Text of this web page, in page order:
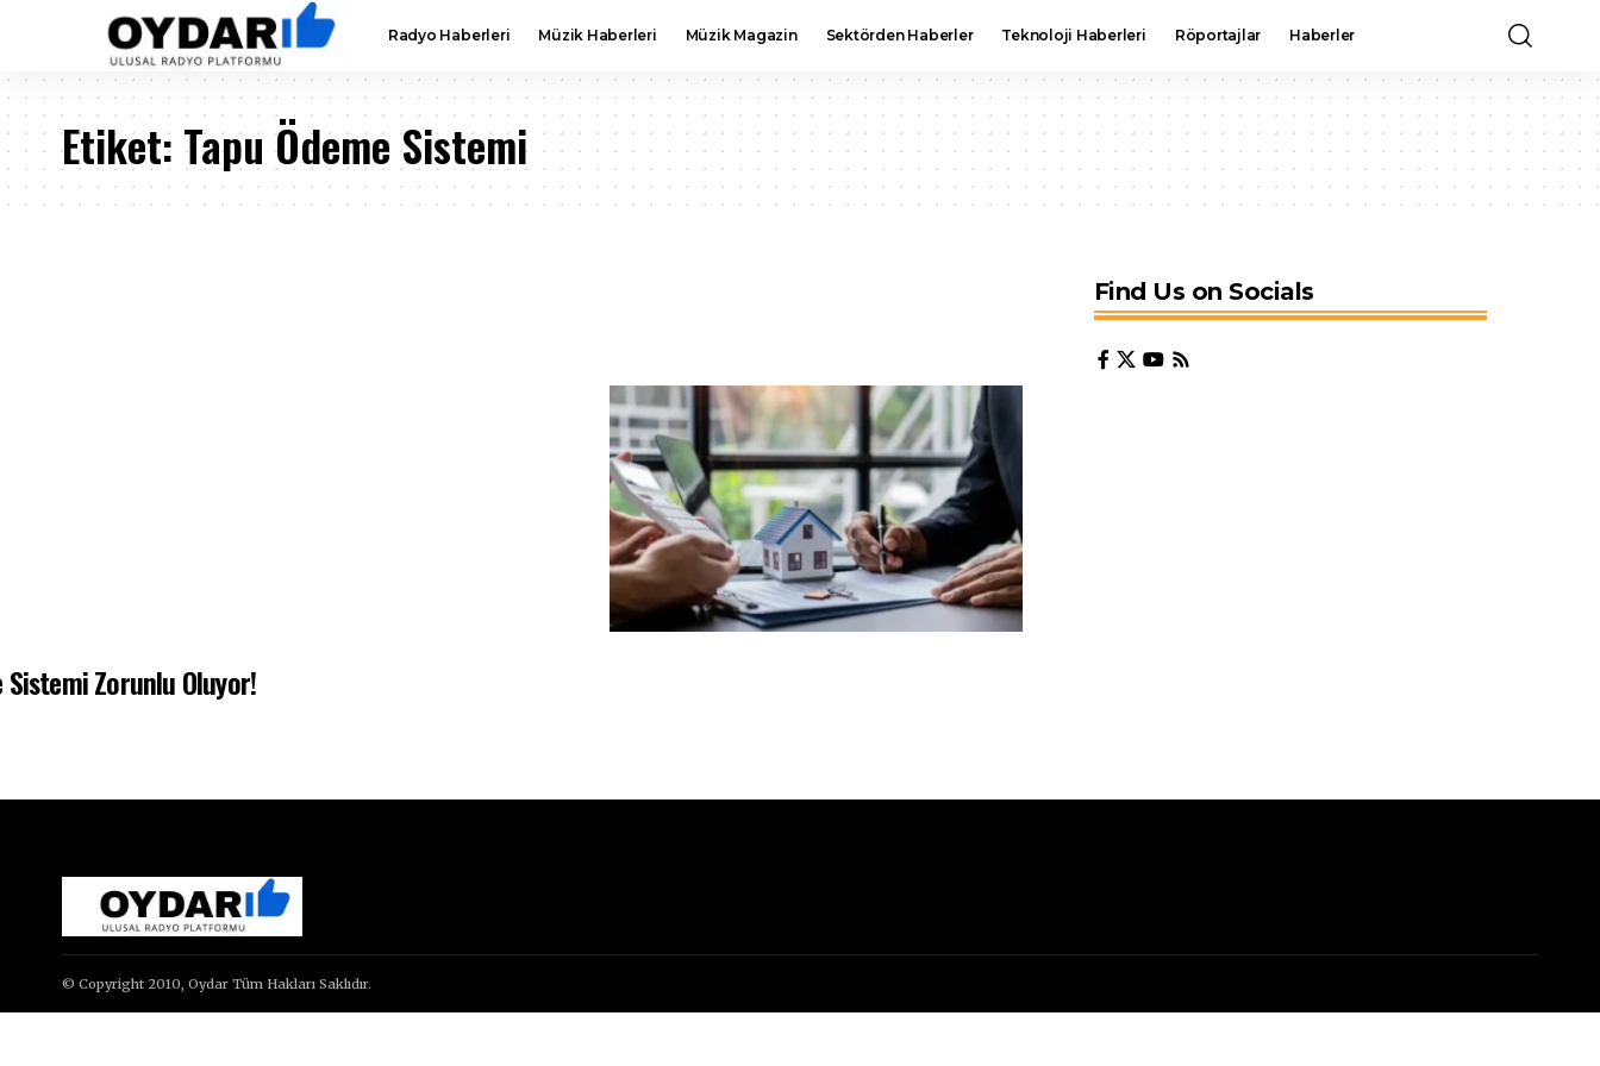
Radyo Haberleri Müzik Haberleri Müzik Magazin Sektörden Haberler Teknoloji Haberleri Röportajlar Haberler
Etiket: Tapu Ödeme Sistemi
Sistemi Zorunlu Oluyor!
Find Us on Socials
© Copyright 2010, Oydar Tüm Hakları Saklıdır.